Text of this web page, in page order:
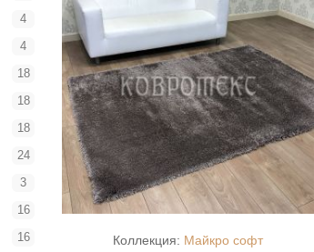
Коллекция: Майкро софт
4
4
18
18
18
24
3
16
16